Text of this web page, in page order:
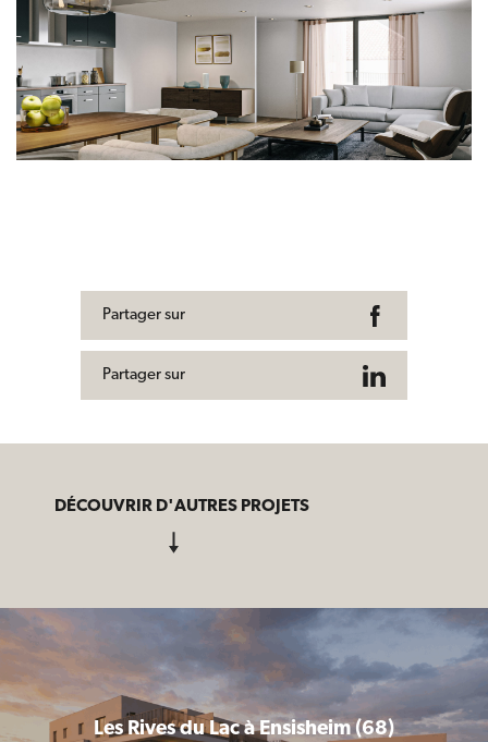
Partager sur
Partager sur
DÉCOUVRIR D'AUTRES PROJETS
Les Rives du Lac à Ensisheim (68)